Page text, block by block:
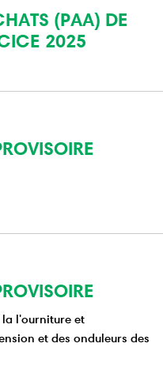
(PAA) DE
2025
l'ourniture et
et des onduleurs des